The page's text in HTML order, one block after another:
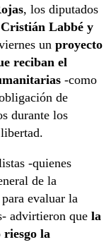
, los diputados
Labbé y
un proyecto
reciban el
-como
de
durante los
-quienes
de la
evaluar la
advirtieron que la
riesgo la